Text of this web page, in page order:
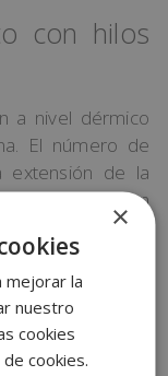
con hilos
a nivel dérmico
El número de
extensión de la
de utilizar en
habitual que
por lo que
no
pacientes
×
mejorar la
nuestro
cookies
cookies.